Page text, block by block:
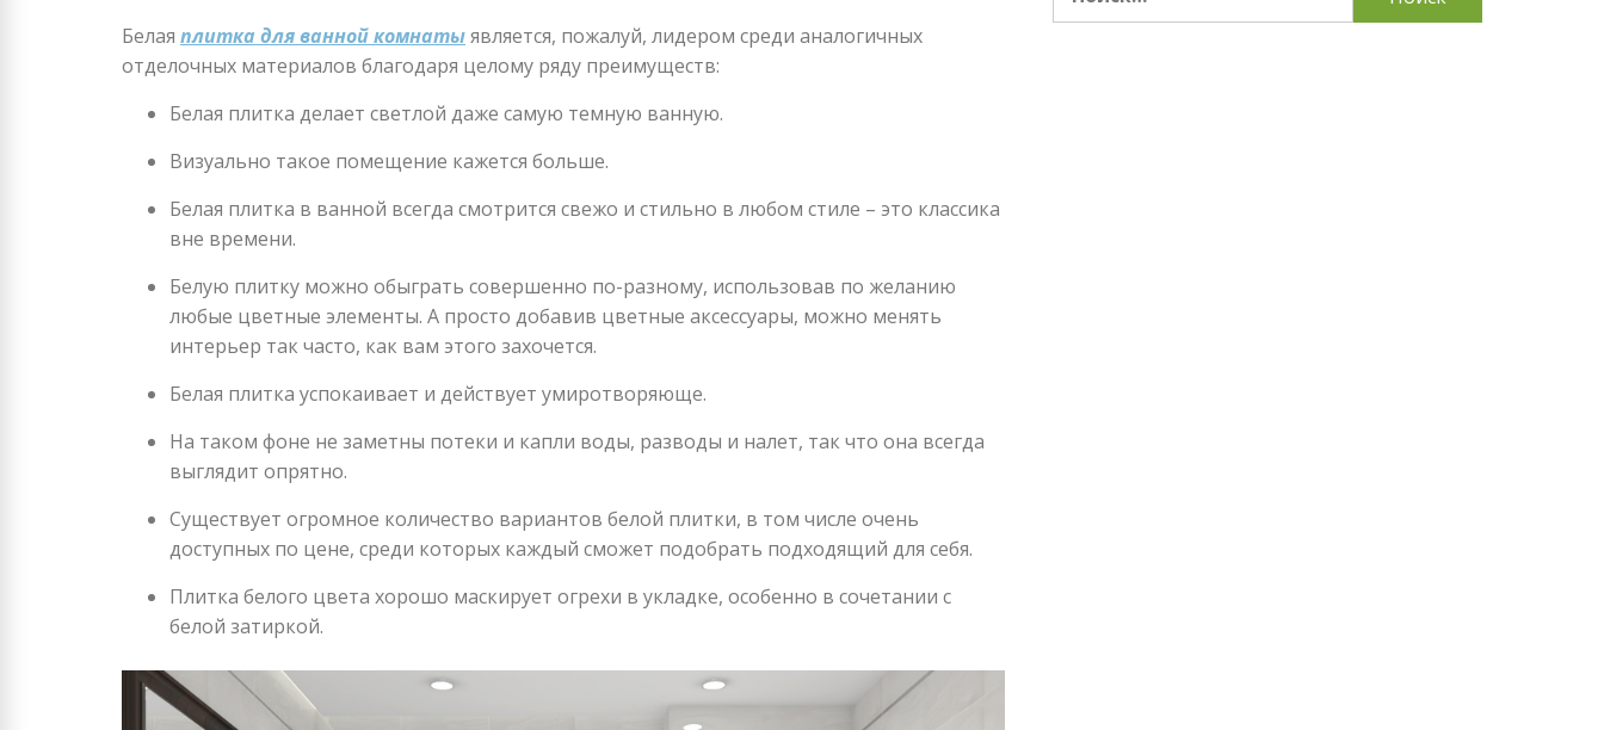
Белая плитка для ванной комнатыявляется, пожалуй, лидером среди аналогичных
отделочных материалов благодаря целому ряду преимуществ:
Белая плитка делает светлой даже самую темную ванную.
Визуально такое помещение кажется больше.
Белая плитка в ванной всегда смотрится свежо и стильно в любом стиле – это классика
вне времени.
Белую плитку можно обыграть совершенно по-разному, использовав по желанию
любые цветные элементы. А просто добавив цветные аксессуары, можно менять
интерьер так часто, как вам этого захочется.
Белая плитка успокаивает и действует умиротворяюще.
На таком фоне не заметны потеки и капли воды, разводы и налет, так что она всегда
выглядит опрятно.
Существует огромное количество вариантов белой плитки, в том числе очень
доступных по цене, среди которых каждый сможет подобрать подходящий для себя.
Плитка белого цвета хорошо маскирует огрехи в укладке, особенно в сочетании с
белой затиркой.